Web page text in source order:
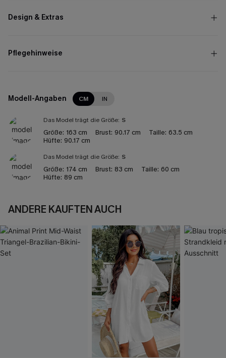
Design & Extras
Pflegehinweise
Modell-Angaben CM IN
Das Model trägt die Größe: S
Größe: 163 cm Brust: 90.17 cm Taille: 63.5 cm
Hüfte: 90.17 cm
Das Model trägt die Größe: S
Größe: 174 cm Brust: 83 cm Taille: 60 cm
Hüfte: 89 cm
ANDERE KAUFTEN AUCH